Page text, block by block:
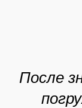
После